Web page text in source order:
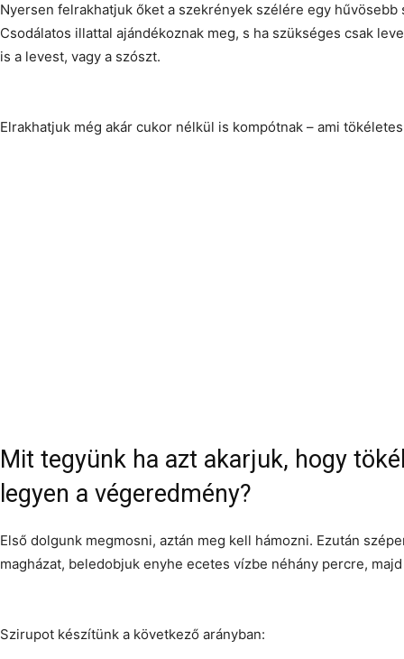
Nyersen felrakhatjuk őket a szekrények szélére egy hűvösebb
Csodálatos illattal ajándékoznak meg, s ha szükséges csak
is a levest, vagy a szószt.
Elrakhatjuk még akár cukor nélkül is kompótnak – ami
Mit tegyünk ha azt akarjuk, hogy
legyen a végeredmény?
Első dolgunk megmosni, aztán meg kell hámozni. Ezután
magházat, beledobjuk enyhe ecetes vízbe néhány percre,
Szirupot készítünk a következő arányban: